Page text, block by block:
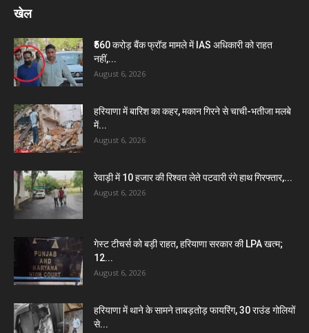
खेल
₹560 करोड़ बैंक फ्रॉड मामले में IAS अधिकारी को राहत
नहीं,...
August 6, 2026
हरियाणा में बारिश का कहर, मकान गिरने से चाची-भतीजा मलबे
में...
August 6, 2026
रेवाड़ी में 10 हजार की रिश्वत लेते पटवारी रंगे हाथ गिरफ्तार,...
August 6, 2026
गेस्ट टीचर्स को बड़ी राहत, हरियाणा सरकार की LPA खत्म;
12...
August 6, 2026
हरियाणा में थाने के सामने ताबड़तोड़ फायरिंग, 30 राउंड गोलियों
से...